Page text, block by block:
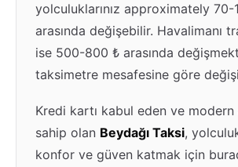
yolculuklarınız approximately 70-
arasında değişebilir. Havalimanı
ise 500-800 ₺ arasında
taksimetre mesafesine göre
Kredi kartı kabul eden ve
sahip olan Beydağı Taksi,
konfor ve güven katmak için